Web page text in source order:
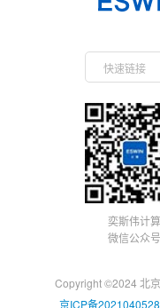
快速链接
奕斯伟计算
微信公众号
Copyright ©2024 北
京ICP备